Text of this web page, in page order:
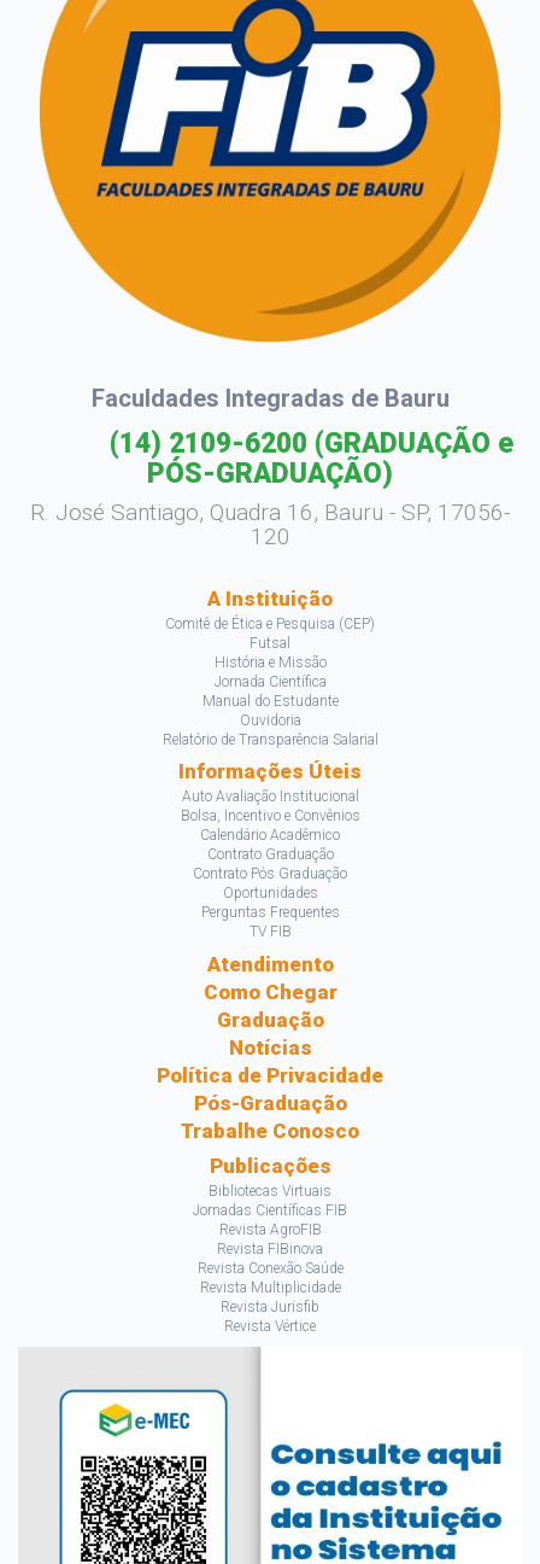
Faculdades Integradas de Bauru
(14) 2109-6200 (GRADUAÇÃO e
PÓS-GRADUAÇÃO)
R. José Santiago, Quadra 16, Bauru - SP, 17056-
120
A Instituição
Comitê de Ética e Pesquisa (CEP)
Futsal
História e Missão
Jornada Científica
Manual do Estudante
Ouvidoria
Relatório de Transparência Salarial
Informações Úteis
Auto Avaliação Institucional
Bolsa, Incentivo e Convênios
Calendário Acadêmico
Contrato Graduação
Contrato Pós Graduação
Oportunidades
Perguntas Frequentes
TV FIB
Atendimento
Como Chegar
Graduação
Notícias
Política de Privacidade
Pós-Graduação
Trabalhe Conosco
Publicações
Bibliotecas Virtuais
Jornadas Científicas FIB
Revista AgroFIB
Revista FIBinova
Revista Conexão Saúde
Revista Multiplicidade
Revista Jurisfib
Revista Vértice